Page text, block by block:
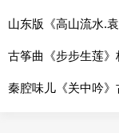
山东版《高山流水.
古筝曲《步步生莲
秦腔味儿《关中吟